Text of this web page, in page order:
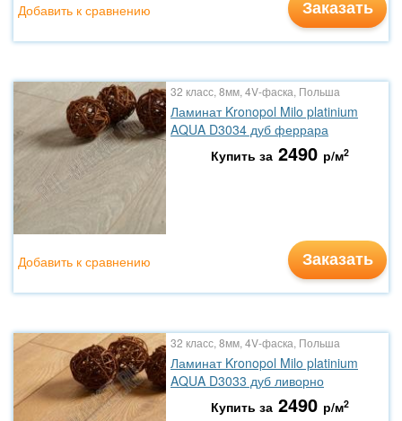
Заказать
Добавить к сравнению
32 класс, 8мм, 4V-фаска, Польша
Ламинат Kronopol Milo platinium
AQUA D3034 дуб феррара
Купить за 2490 р/м2
Заказать
Добавить к сравнению
32 класс, 8мм, 4V-фаска, Польша
Ламинат Kronopol Milo platinium
AQUA D3033 дуб ливорно
Купить за 2490 р/м2